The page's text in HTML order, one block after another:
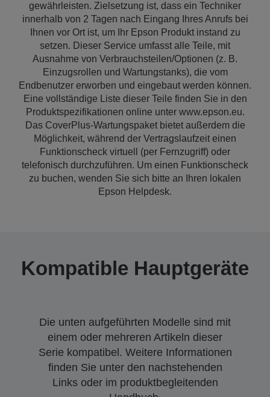
gewährleisten. Zielsetzung ist, dass ein Techniker
innerhalb von 2 Tagen nach Eingang Ihres Anrufs bei
Ihnen vor Ort ist, um Ihr Epson Produkt instand zu
setzen. Dieser Service umfasst alle Teile, mit
Ausnahme von Verbrauchsteilen/Optionen (z. B.
Einzugsrollen und Wartungstanks), die vom
Endbenutzer erworben und eingebaut werden können.
Eine vollständige Liste dieser Teile finden Sie in den
Produktspezifikationen online unter www.epson.eu.
Das CoverPlus-Wartungspaket bietet außerdem die
Möglichkeit, während der Vertragslaufzeit einen
Funktionscheck virtuell (per Fernzugriff) oder
telefonisch durchzuführen. Um einen Funktionscheck
zu buchen, wenden Sie sich bitte an Ihren lokalen
Epson Helpdesk.
Kompatible Hauptgeräte
Die unten aufgeführten Modelle sind mit
einem oder mehreren Artikeln dieser
Serie kompatibel. Weitere Informationen
finden Sie unter den nachstehenden
Links oder im produktbegleitenden